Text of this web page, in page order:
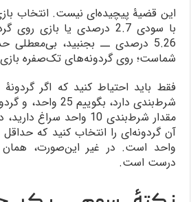
این قضیۀ پیچیده‌ای نیست. انتخاب
با سودی 2.7 درصدی یا بازی
5.26 درصدی ــ بجنبید،
شماست؛ روی گردونه‌های تک‌صفره بازی
فقط باید احتیاط کنید که اگر
شرط‌بندی دارد،
مقدار شرط‌بندی 10 واحد
واحد است. در غیر این‌صورت، همان
درست است.